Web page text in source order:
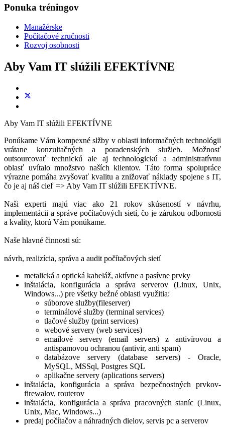
Ponuka tréningov
Manažérske
Počítačové zručnosti
Rozvoj osobnosti
Aby Vam IT slúžili EFEKTÍVNE
Aby Vam IT slúžili EFEKTÍVNE
Ponúkame Vám kompexné slžby v oblasti informačných technológii
vrátane konzultačných a poradenských služieb. Možnosť
outsourcovať technickú ale aj technologickú a administratívnu
oblasť uvítalo množstvo naších klientov. Táto forma spolupráce
výrazne pomáha zvyšovať kvalitu a znižovať náklady spojene s IT,
čo je aj náš cieľ => Aby Vam IT slúžili EFEKTÍVNE.
Naši experti majú viac ako 21 rokov skúseností v návrhu,
implementácii a správe počítačových sietí, čo je zárukou odbornosti
a kvality, ktorú Vám ponúkame.
Naše hlavné činnosti sú:
návrh, realizícia, správa a audit počítačových sietí
metalická a optická kabeláž, aktívne a pasívne prvky
inštalácia, konfigurácia a správa serverov (Linux, Unix,
Windows...) pre všetky bežné oblasti využitia:
súborove služby(fileserver)
terminálové služby (terminal services)
tlačové služby (print services)
webové servery (web services)
emailové servery (email servers) z antivírovou a
antispamovou ochranou (antivir, anti spam)
databázove servery (database servers) - Oracle,
MySQL, MSSql, Postgres SQL
aplikačne servery (aplications servers)
inštalácia, konfigurácia a správa bezpečnostných prvkov-
firewalov, routerov
inštalácia, konfigurácia a správa pracovných staníc (Linux,
Unix, Mac, Windows...)
predaj počítačov a náhradných dielov, servis pc a serverov